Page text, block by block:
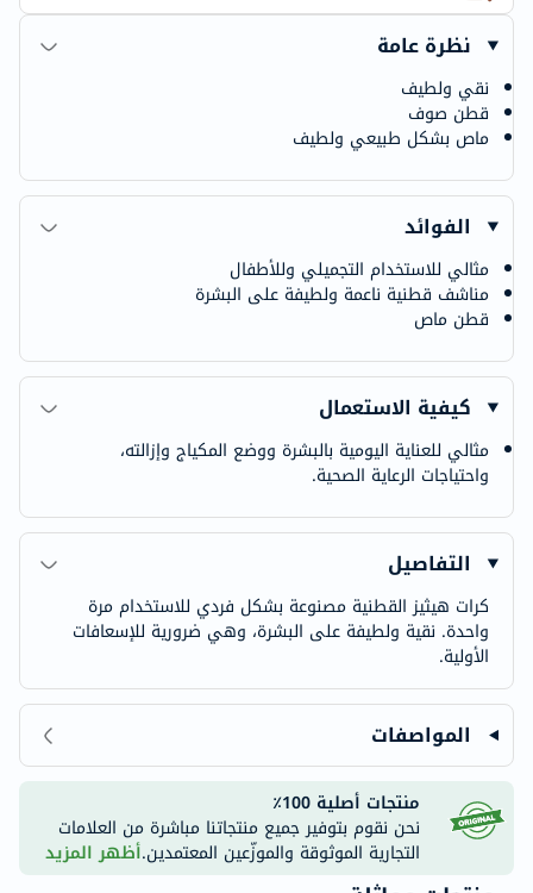
نظرة عامة
نقي ولطيف
قطن صوف
ماص بشكل طبيعي ولطيف
الفوائد
مثالي للاستخدام التجميلي وللأطفال
مناشف قطنية ناعمة ولطيفة على البشرة
قطن ماص
كيفية الاستعمال
مثالي للعناية اليومية بالبشرة ووضع المكياج وإزالته،
واحتياجات الرعاية الصحية.
التفاصيل
كرات هيثيز القطنية مصنوعة بشكل فردي للاستخدام مرة
واحدة. نقية ولطيفة على البشرة، وهي ضرورية للإسعافات
الأولية.
المواصفات
منتجات أصلية 100٪
نحن نقوم بتوفير جميع منتجاتنا مباشرة من العلامات
التجارية الموثوقة والموزّعين المعتمدين.أظهر المزيد